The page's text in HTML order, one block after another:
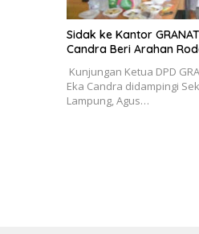
‎Sidak ke Kantor
Candra Beri Arahan
‎Kunjungan Ketua DPD
Eka Candra didampingi
Lampung, Agus…